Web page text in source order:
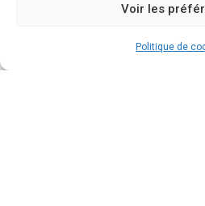
Voir les
Politique de
accompagnement et si je
Discutons-en ensemble lors